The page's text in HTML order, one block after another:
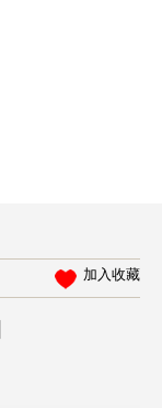
加入收藏